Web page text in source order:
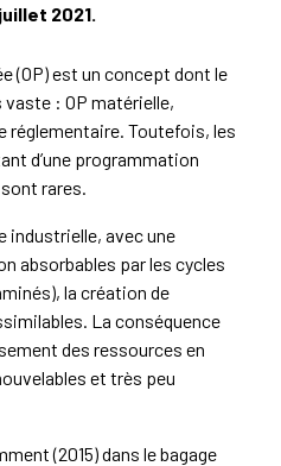
2021.
(OP) est un concept dont le
: OP matérielle,
Toutefois, les
d’une programmation
rares.
industrielle, avec une
absorbables par les cycles
la création de
La conséquence
des ressources en
et très peu
(2015) dans le bagage